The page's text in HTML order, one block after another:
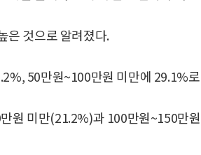
은 것으로 알려졌다.
50만원~100만원 미만에 29.1%
원 미만(21.2%)과 100만원~150만